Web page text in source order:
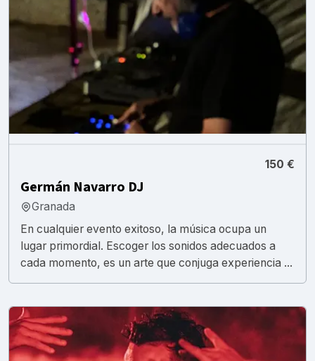
150 €
Germán Navarro DJ
Granada
En cualquier evento exitoso, la música ocupa un
lugar primordial. Escoger los sonidos adecuados a
cada momento, es un arte que conjuga experiencia ...